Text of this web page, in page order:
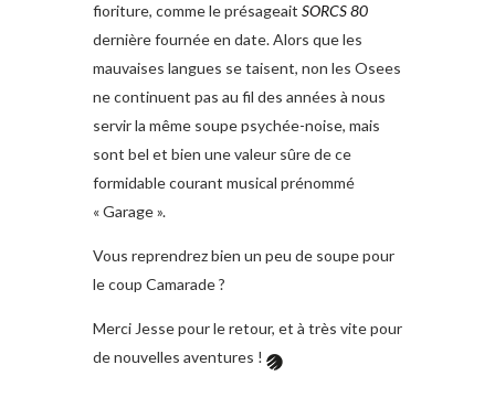
fioriture, comme le présageait SORCS 80
dernière fournée en date. Alors que les
mauvaises langues se taisent, non les Osees
ne continuent pas au fil des années à nous
servir la même soupe psychée-noise, mais
sont bel et bien une valeur sûre de ce
formidable courant musical prénommé
« Garage ».
Vous reprendrez bien un peu de soupe pour
le coup Camarade ?
Merci Jesse pour le retour, et à très vite pour
de nouvelles aventures !